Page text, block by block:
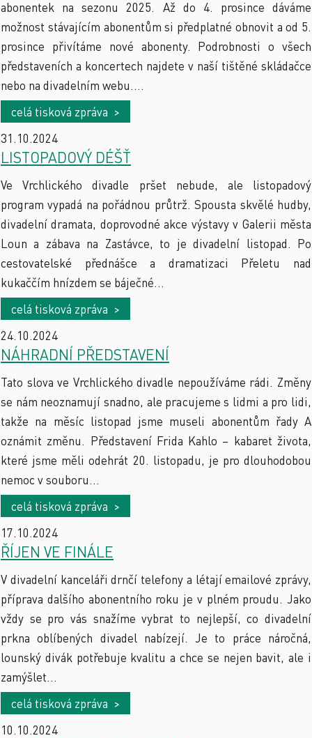
abonentek na sezonu 2025. Až do 4. prosince dáváme
možnost stávajícím abonentům si předplatné obnovit a od 5.
prosince přivítáme nové abonenty. Podrobnosti o všech
představeních a koncertech najdete v naší tištěné skládačce
nebo na divadelním webu....
celá tisková zpráva >
31.10.2024
LISTOPADOVÝ DÉŠŤ
Ve Vrchlického divadle pršet nebude, ale listopadový
program vypadá na pořádnou průtrž. Spousta skvělé hudby,
divadelní dramata, doprovodné akce výstavy v Galerii města
Loun a zábava na Zastávce, to je divadelní listopad. Po
cestovatelské přednášce a dramatizaci Přeletu nad
kukaččím hnízdem se báječné...
celá tisková zpráva >
24.10.2024
NÁHRADNÍ PŘEDSTAVENÍ
Tato slova ve Vrchlického divadle nepoužíváme rádi. Změny
se nám neoznamují snadno, ale pracujeme s lidmi a pro lidi,
takže na měsíc listopad jsme museli abonentům řady A
oznámit změnu. Představení Frida Kahlo – kabaret života,
které jsme měli odehrát 20. listopadu, je pro dlouhodobou
nemoc v souboru...
celá tisková zpráva >
17.10.2024
ŘÍJEN VE FINÁLE
V divadelní kanceláři drnčí telefony a létají emailové zprávy,
příprava dalšího abonentního roku je v plném proudu. Jako
vždy se pro vás snažíme vybrat to nejlepší, co divadelní
prkna oblíbených divadel nabízejí. Je to práce náročná,
lounský divák potřebuje kvalitu a chce se nejen bavit, ale i
zamýšlet...
celá tisková zpráva >
10.10.2024